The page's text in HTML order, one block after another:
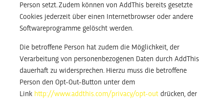
Person setzt. Zudem können von AddThis bereits gesetzte
Cookies jederzeit über einen Internetbrowser oder andere
Softwareprogramme gelöscht werden.
Die betroffene Person hat zudem die Möglichkeit, der
Verarbeitung von personenbezogenen Daten durch AddThis
dauerhaft zu widersprechen. Hierzu muss die betroffene
Person den Opt-Out-Button unter dem
Link http://www.addthis.com/privacy/opt-out drücken, der